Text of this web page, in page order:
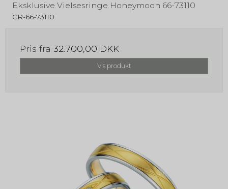
Eksklusive Vielsesringe Honeymoon 66-73110
CR-66-73110
Pris fra 32.700,00 DKK
Vis produkt